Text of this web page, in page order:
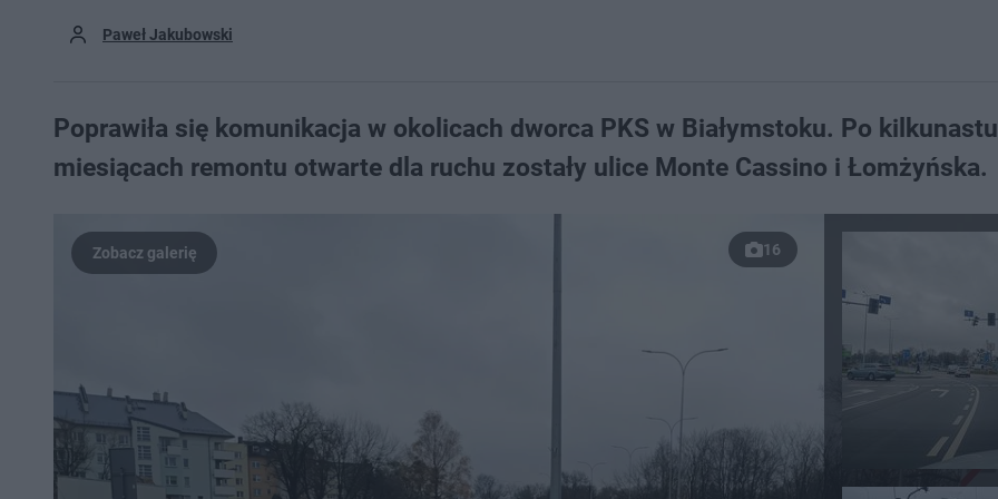
Paweł Jakubowski
Poprawiła się komunikacja w okolicach dworca PKS w Białymstoku. Po kilkunastu
miesiącach remontu otwarte dla ruchu zostały ulice Monte Cassino i Łomżyńska.
16